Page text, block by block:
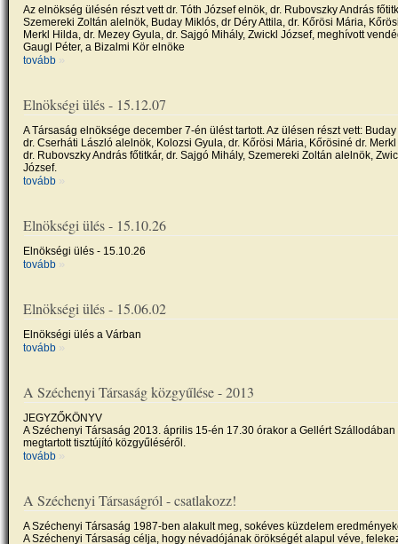
Az elnökség ülésén részt vett dr. Tóth József elnök, dr. Rubovszky András
Szemereki Zoltán alelnök, Buday Miklós, dr Déry Attila, dr. Kőrösi Mária,
Merkl Hilda, dr. Mezey Gyula, dr. Sajgó Mihály, Zwickl József, meghívott
Gaugl Péter, a Bizalmi Kör elnöke
tovább »
Elnökségi ülés - 15.12.07
A Társaság elnöksége december 7-én ülést tartott. Az ülésen részt vett:
dr. Cserháti László alelnök, Kolozsi Gyula, dr. Kőrösi Mária, Kőrösiné dr.
dr. Rubovszky András főtitkár, dr. Sajgó Mihály, Szemereki Zoltán alelnök,
József.
tovább »
Elnökségi ülés - 15.10.26
Elnökségi ülés - 15.10.26
tovább »
Elnökségi ülés - 15.06.02
Elnökségi ülés a Várban
tovább »
A Széchenyi Társaság közgyűlése - 2013
JEGYZŐKÖNYV
A Széchenyi Társaság 2013. április 15-én 17.30 órakor a Gellért Szállodában
megtartott tisztújító közgyűléséről.
tovább »
A Széchenyi Társaságról - csatlakozz!
A Széchenyi Társaság 1987-ben alakult meg, sokéves küzdelem
A Széchenyi Társaság célja, hogy névadójának örökségét alapul véve,